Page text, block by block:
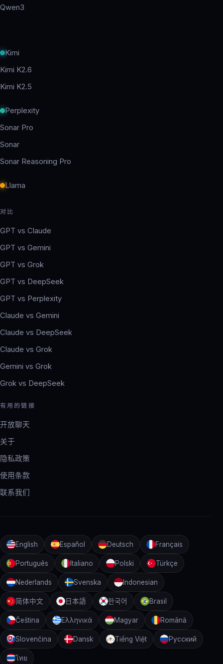
Qwen3
Kimi
Kimi K2.6
Kimi K2.5
Perplexity
Sonar Pro
Sonar
Sonar Reasoning Pro
Llama
对比
GPT vs Claude
GPT vs Gemini
GPT vs Grok
GPT vs DeepSeek
GPT vs Perplexity
Claude vs Gemini
Claude vs DeepSeek
Claude vs Grok
Gemini vs Grok
Grok vs DeepSeek
有用的链接
开放聊天
关于
隐私政策
使用条款
联系我们
English Español Deutsch Français
Português Italiano Polski Türkçe
Nederlands Svenska Indonesian
简体中文 日本語 한국어 Brasil
Čeština Ελληνικά Magyar Română
Slovenčina Dansk Tiếng Việt Русский
ไทย